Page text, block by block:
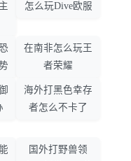
怎么玩Dive欧服
在南非怎么玩王
者荣耀
海外打黑色幸存
者怎么不卡了
国外打野兽领